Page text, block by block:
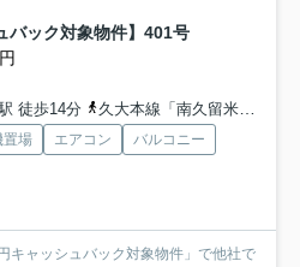
ック対象物件】 401号
徒歩14分
久大本線「南久留米」駅 徒歩18分
置場 エアコン
バルコニー
キャッシュバック対象物件」で他社で